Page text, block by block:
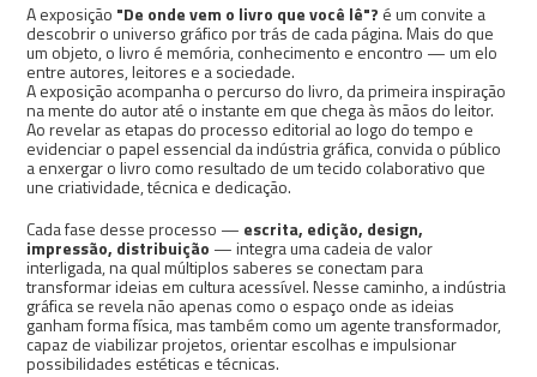
A exposição "De onde vem o livro que você lê"? é um convite a
descobrir o universo gráfico por trás de cada página. Mais do que
um objeto, o livro é memória, conhecimento e encontro — um elo
entre autores, leitores e a sociedade.
A exposição acompanha o percurso do livro, da primeira inspiração
na mente do autor até o instante em que chega às mãos do leitor.
Ao revelar as etapas do processo editorial ao logo do tempo e
evidenciar o papel essencial da indústria gráfica, convida o público
a enxergar o livro como resultado de um tecido colaborativo que
une criatividade, técnica e dedicação.
Cada fase desse processo — escrita, edição, design,
impressão, distribuição — integra uma cadeia de valor
interligada, na qual múltiplos saberes se conectam para
transformar ideias em cultura acessível. Nesse caminho, a indústria
gráfica se revela não apenas como o espaço onde as ideias
ganham forma física, mas também como um agente transformador,
capaz de viabilizar projetos, orientar escolhas e impulsionar
possibilidades estéticas e técnicas.